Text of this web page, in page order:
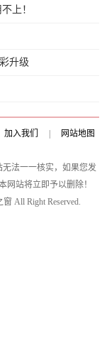
上！
升级
加入我们
网站地图
法一一核实，如果您发
网站将立即予以删除！
窗 All Right Reserved.